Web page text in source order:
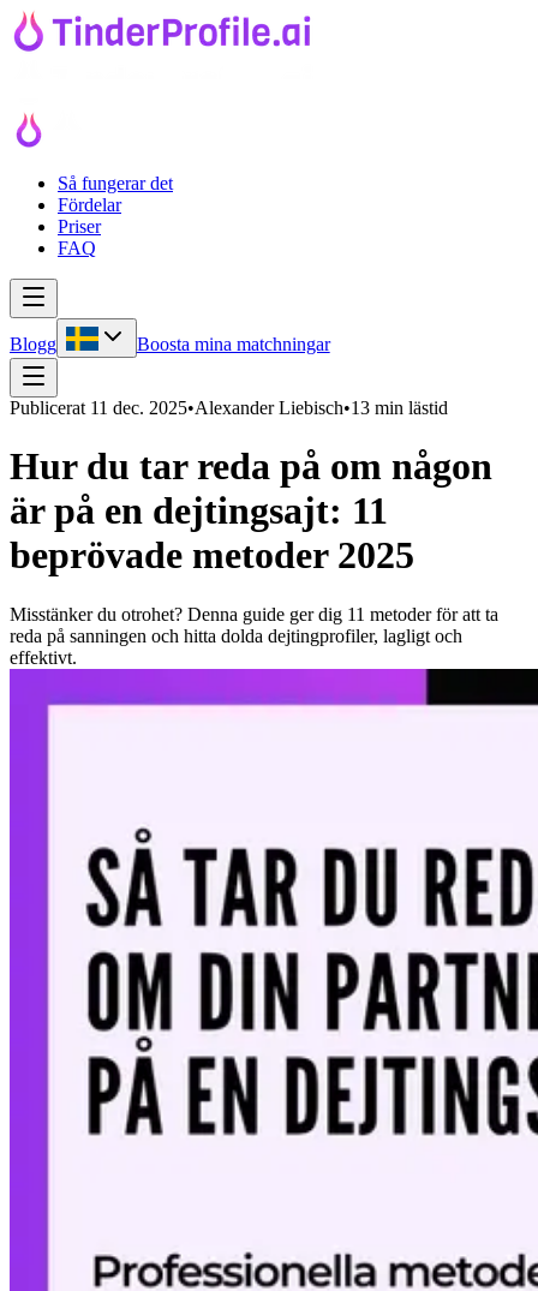
Så fungerar det
Fördelar
Priser
FAQ
Blogg Boosta mina matchningar
Publicerat 11 dec. 2025•Alexander Liebisch•13 min lästid
Hur du tar reda på om någon
är på en dejtingsajt: 11
beprövade metoder 2025
Misstänker du otrohet? Denna guide ger dig 11 metoder för att ta
reda på sanningen och hitta dolda dejtingprofiler, lagligt och
effektivt.